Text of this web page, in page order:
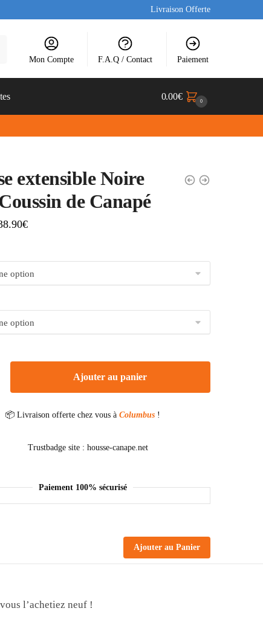
Livraison Offerte
Mon Compte F.A.Q / Contact Paiement
0.00€ 0
extensible Noire
de Canapé
€
Ajouter au panier
📦 Livraison offerte chez vous àColumbus !
Paiement 100% sécurisé
Ajouter au Panier
l’achetiez neuf !